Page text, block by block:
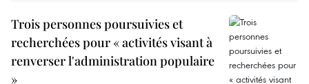
Trois personnes poursuivies et
recherchées pour « activités visant à
renverser l'administration populaire
»